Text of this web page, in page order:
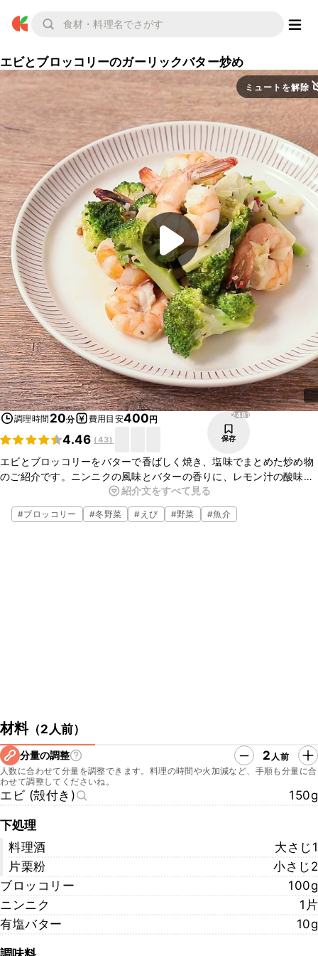
エビとブロッコリーのガーリックバター炒め
ミュートを解除
調理時間 20分 費用目安400円
4.46 (43)
2481
保存
エビとブロッコリーをバターで香ばしく焼き、塩味でまとめた炒め物
のご紹介です。ニンニクの風味とバターの香りに、レモン汁の酸味が
加わりとてもおいしいですよ。夜ごはんの一品にも、お酒のおつまみ
にもピッタリです。
紹介文をすべて見る
#ブロッコリー #冬野菜 # えび #野菜 #魚介
材料（2人前）
分量の調整 2 人前
人数に合わせて分量を調整できます。料理の時間や火加減など、手順も分量に合
わせて調整してくださいね。
エビ (殻付き) 150g
下処理
料理酒
大さじ1
片栗粉
小さじ2
ブロッコリー
100g
ニンニク
1片
有塩バター
10g